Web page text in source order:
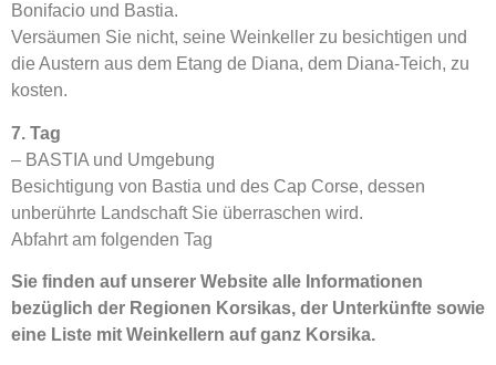
Bonifacio und Bastia.
Versäumen Sie nicht, seine Weinkeller zu besichtigen und
die Austern aus dem Etang de Diana, dem Diana-Teich, zu
kosten.
7. Tag
– BASTIA und Umgebung
Besichtigung von Bastia und des Cap Corse, dessen
unberührte Landschaft Sie überraschen wird.
Abfahrt am folgenden Tag
Sie finden auf unserer Website alle Informationen
bezüglich der Regionen Korsikas, der Unterkünfte sowie
eine Liste mit Weinkellern auf ganz Korsika.